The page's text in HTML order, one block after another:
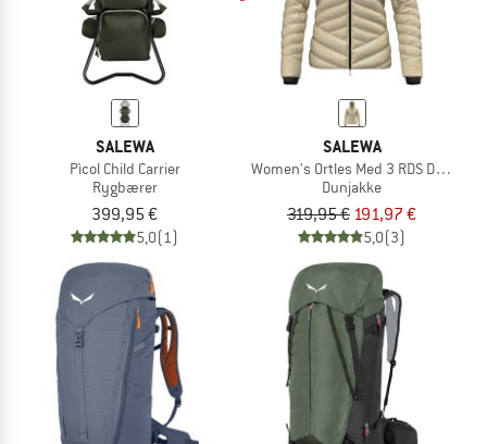
SALEWA
Pìcol Child Carrier
Rygbærer
399,95 €
5,0(1)
SALEWA
Women's Ortles Med 3 RDS Down
Dunjakke
319,95 € 191,97 €
5,0(3)